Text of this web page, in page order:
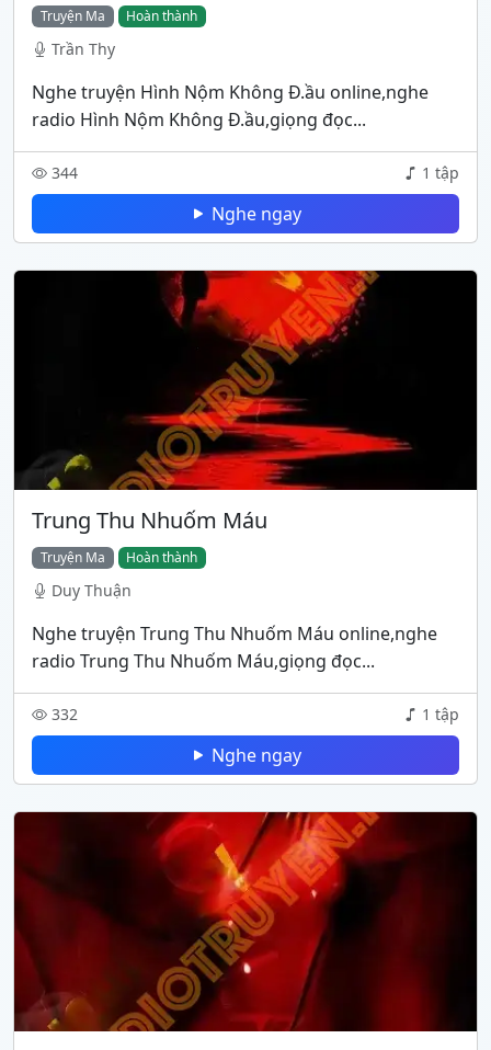
Truyện Ma Hoàn thành
Trần Thy
Nghe truyện Hình Nộm Không Đ.ầu online,nghe
radio Hình Nộm Không Đ.ầu,giọng đọc...
344 1 tập
Nghe ngay
Trung Thu Nhuốm Máu
Truyện Ma Hoàn thành
Duy Thuận
Nghe truyện Trung Thu Nhuốm Máu online,nghe
radio Trung Thu Nhuốm Máu,giọng đọc...
332 1 tập
Nghe ngay